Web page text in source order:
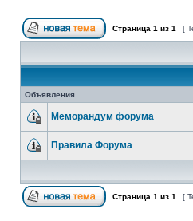
Страница 1 из 1 [
Объявления
Меморандум форума
Правила Форума
Страница 1 из 1 [